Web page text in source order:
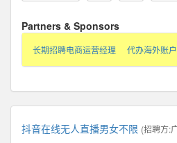
Partners & Sponsors
长期招聘电商运营经理 代办海外账
抖音在线无人直播男女不限 (招聘方: